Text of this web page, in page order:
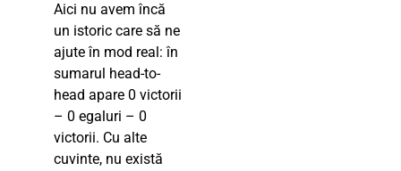
Aici nu avem încă
un istoric care să ne
ajute în mod real: în
sumarul head-to-
head apare 0 victorii
– 0 egaluri – 0
victorii. Cu alte
cuvinte, nu există